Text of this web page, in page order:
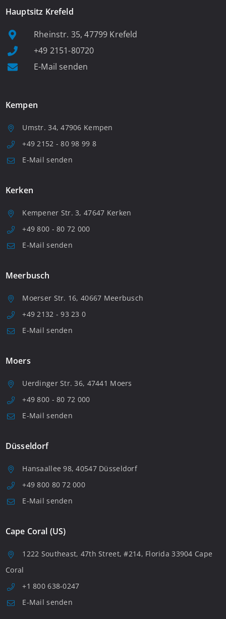
Hauptsitz Krefeld
Rheinstr. 35, 47799 Krefeld
+49 2151-80720
E-Mail senden
Kempen
Umstr. 34, 47906 Kempen
+49 2152 - 80 98 99 8
E-Mail senden
Kerken
Kempener Str. 3, 47647 Kerken
+49 800 - 80 72 000
E-Mail senden
Meerbusch
Moerser Str. 16, 40667 Meerbusch
+49 2132 - 93 23 0
E-Mail senden
Moers
Uerdinger Str. 36, 47441 Moers
+49 800 - 80 72 000
E-Mail senden
Düsseldorf
Hansaallee 98, 40547 Düsseldorf
+49 800 80 72 000
E-Mail senden
Cape Coral (US)
1222 Southeast, 47th Street, #214, Florida 33904 Cape
Coral
+1 800 638-0247
E-Mail senden